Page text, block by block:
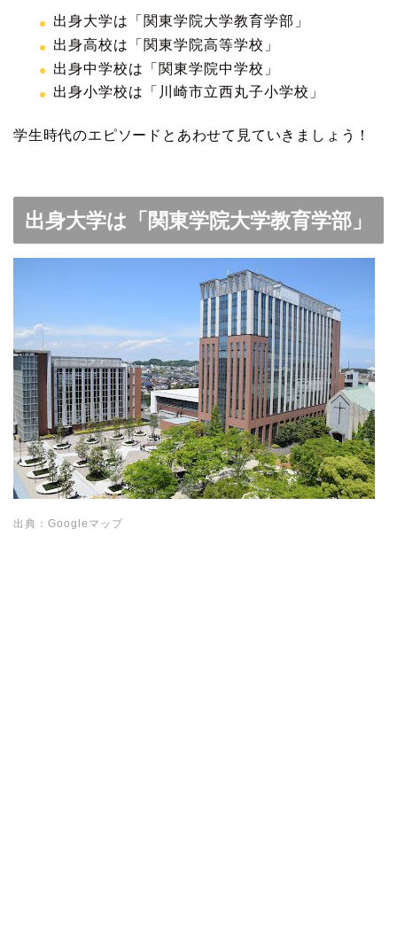
出身大学は「関東学院大学教育学部」
出身高校は「関東学院高等学校」
出身中学校は「関東学院中学校」
出身小学校は「川崎市立西丸子小学校」
学生時代のエピソードとあわせて見ていきましょう！
出身大学は「関東学院大学教育学部」
出典：Googleマップ